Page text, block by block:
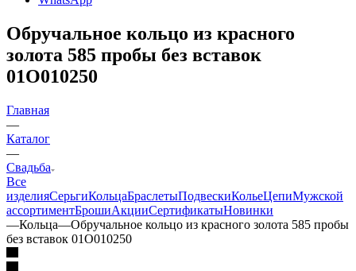
Обручальное кольцо из красного
золота 585 пробы без вставок
01О010250
Главная
—
Каталог
—
Свадьба
Все
изделияСерьгиКольцаБраслетыПодвескиКольеЦепиМужской
ассортиментБрошиАкцииСертификатыНовинки
—Кольца—Обручальное кольцо из красного золота 585 пробы
без вставок 01О010250